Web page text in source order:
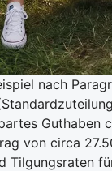
nach
Guthaben
von circa
Tilgungsraten